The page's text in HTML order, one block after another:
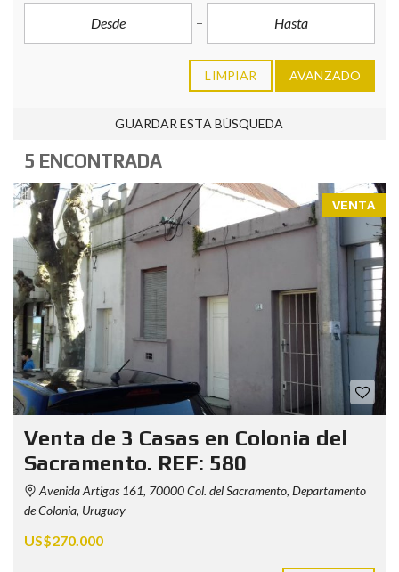
LIMPIAR AVANZADO
GUARDAR ESTA BÚSQUEDA
5 ENCONTRADA
VENTA
Venta de 3 Casas en Colonia del
Sacramento. REF: 580
Avenida Artigas 161, 70000 Col. del Sacramento, Departamento
de Colonia, Uruguay
US$270.000